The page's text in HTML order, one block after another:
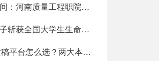
从课堂到车间：河南质量工程职院机电学子深入“小巨人”企业，交出8份青春“智造”答卷
河南医专学子斩获全国大学生生命科学竞赛两项国家级奖项
福建GEO发稿平台怎么选？两大本土合规推广平台实测推荐